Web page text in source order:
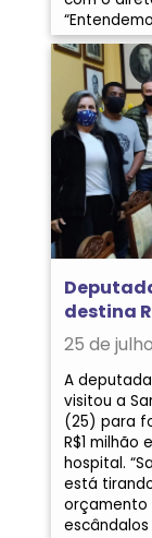
destina
25 de
A deputada
visitou a
(25) para
R$1
hospital.
está
orçamento